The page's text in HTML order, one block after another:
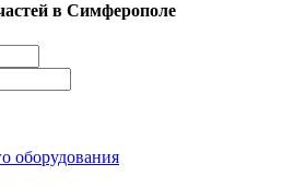
в Симферополе
оборудования